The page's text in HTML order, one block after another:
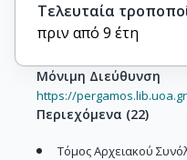
Τελευταία
πριν από 9 έτη
Μόνιμη Διεύθυνση
https://
Περιεχόμενα (22)
Τόμος Αρχειακού